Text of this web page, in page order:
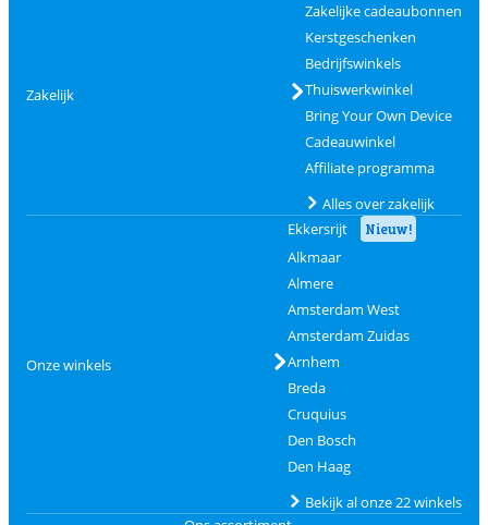
Zakelijk
Zakelijke cadeaubonnen
Kerstgeschenken
Bedrijfswinkels
Thuiswerkwinkel
Bring Your Own Device
Cadeauwinkel
Affiliate programma
Alles over zakelijk
Onze winkels
Ekkersrijt Nieuw!
Alkmaar
Almere
Amsterdam West
Amsterdam Zuidas
Arnhem
Breda
Cruquius
Den Bosch
Den Haag
Bekijk al onze 22 winkels